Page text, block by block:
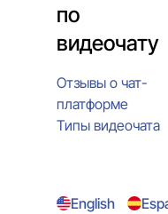
по
видеочату
Отзывы о чат-
платформе
Типы видеочата
English